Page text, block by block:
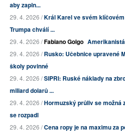
aby zapln...
29. 4. 2026 /Král Karel ve svém
Trumpa chválí ...
29. 4. 2026 /Fabiano Golgo
29. 4. 2026 /Rusko: Učebnice upravené
školy povinné
29. 4. 2026 /SIPRI: Ruské náklady na
miliard dolarů ...
29. 4. 2026 /Hormuzský průliv se možná
se rozpadl
29. 4. 2026 /Cena ropy je na maximu za